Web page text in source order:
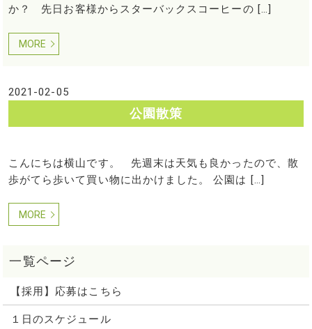
か？ 先日お客様からスターバックスコーヒーの […]
MORE
2021-02-05
公園散策
こんにちは横山です。 先週末は天気も良かったので、散
歩がてら歩いて買い物に出かけました。 公園は […]
MORE
【採用】応募はこちら
１日のスケジュール